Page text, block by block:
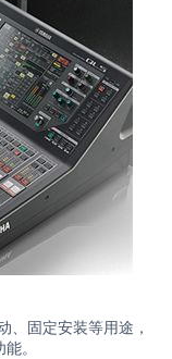
、固定安装等用途，
。